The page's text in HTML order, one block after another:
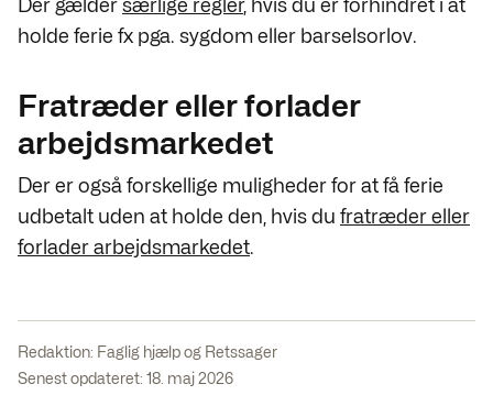
Der gældersærlige regler, hvis du er forhindret i at
holde ferie fx pga. sygdom eller barselsorlov.
Fratræder eller forlader
arbejdsmarkedet
Der er også forskellige muligheder for at få ferie
udbetalt uden at holde den, hvis du fratræder eller
forlader arbejdsmarkedet.
Redaktion: Faglig hjælp og Retssager
Senest opdateret: 18. maj 2026